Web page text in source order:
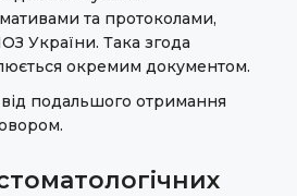
та протоколами,
України. Така згода
окремим документом.
подальшого отримання